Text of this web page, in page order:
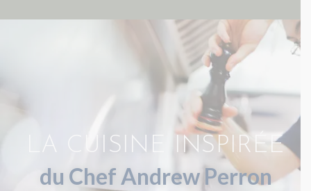
LA CUISINE INSPIRÉE
du Chef Andrew Perron